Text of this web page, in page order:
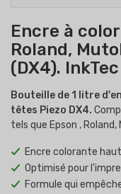
Encre à
Roland,
(DX4).
Bouteille de 1 litre
têtes Piezo DX4.
tels que Epson ,
Encre colorante
Optimisé pour
Formule qui